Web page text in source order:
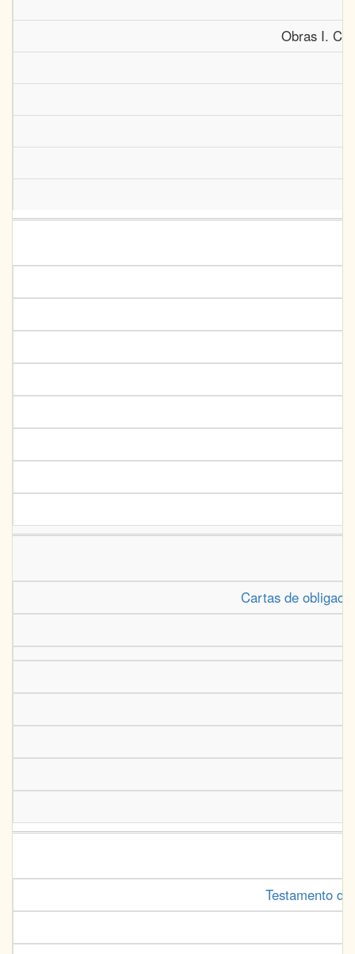
Obras I.
Cartas de
Testamento